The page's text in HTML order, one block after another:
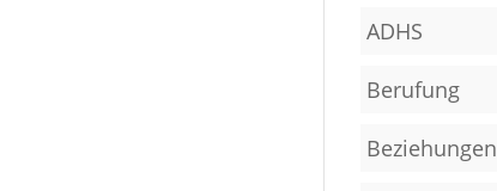
ADHS
Berufung
Beziehungen